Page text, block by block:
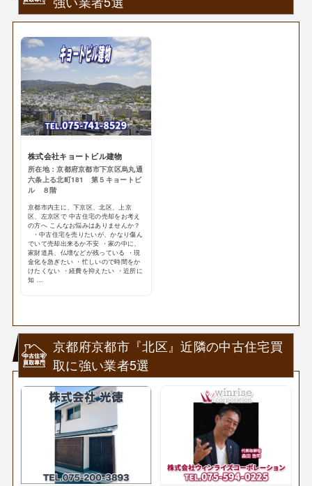
株式会社キョートビル建物
所在地：京都府京都市下京区烏丸通
六条上る北町181 第５キョートビ
ル ８階
京都市内主に、下京区、北区、上京
区、左京区で 中古住宅の売却をお考え
の方へ こんなお悩みはありませんか？
・中古住宅を売りたいが、かなり傷ん
でいて売却出来るか不安 ・家の中に、
家財道具、仏壇などが残っている ・現
金化を急ぎたい ・忙しいので時間をか
けたくない ・経費を抑えたい ・近所に
知 ...
京都府京都市『北区』近隣の中古住宅買
取に強い業者5選